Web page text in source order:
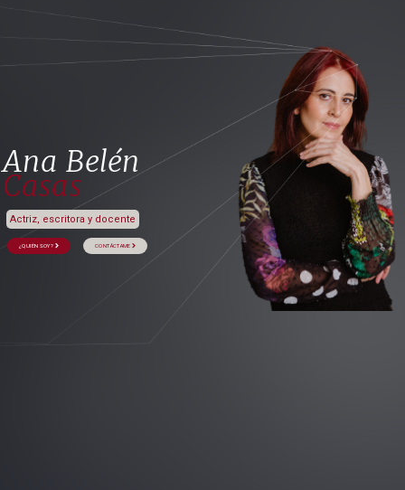
CONTÁCTAME
Ana Belén
Casas
Actriz, escritora y docente
¿QUIÉN SOY?